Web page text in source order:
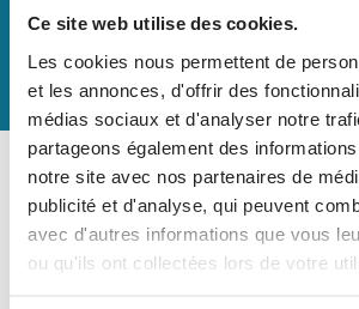
Ce site web utilise des cookies.
Les cookies nous permettent de
et les annonces, d'offrir des
médias sociaux et d'analyser notre
partageons également des
notre site avec nos partenaires de
publicité et d'analyse, qui peuvent
avec d'autres informations que vous
ou qu'ils ont collectées lors de votre
Avis(0 )
Aucun avis